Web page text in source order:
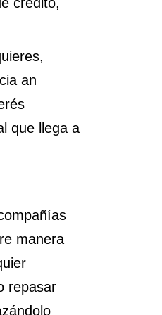
an
que llega a
manera
repasar